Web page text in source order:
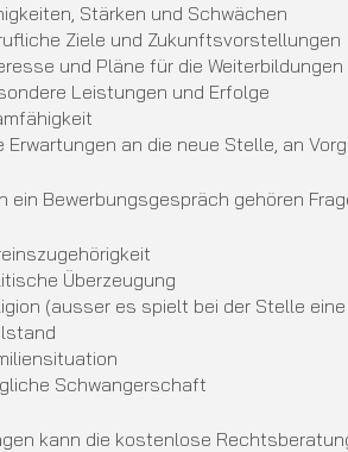
Stärken und Schwächen
Ziele und Zukunftsvorstellungen
und Pläne für die Weiterbildungen
Leistungen und Erfolge
Erwartungen an die neue Stelle, an
ein Bewerbungsgespräch gehören
Überzeugung
(ausser es spielt bei der Stelle
Schwangerschaft
kann die kostenlose